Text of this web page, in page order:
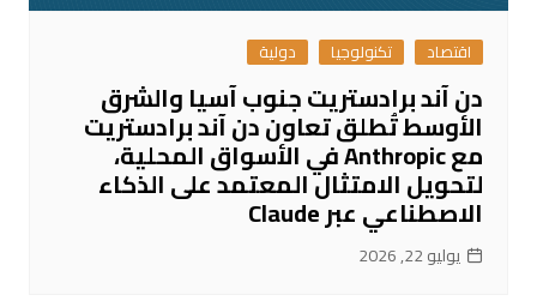
اقتصاد تكنولوجيا دولية
دن آند برادستريت جنوب آسيا والشرق
الأوسط تُطلق تعاون دن آند برادستريت
مع Anthropic في الأسواق المحلية،
لتحويل الامتثال المعتمد على الذكاء
الاصطناعي عبر Claude
يوليو 22, 2026